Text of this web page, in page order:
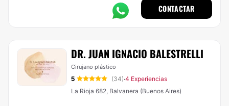
CONTACTAR
DR. JUAN IGNACIO BALESTRELLI
Cirujano plástico
5 (34)·4 Experiencias
La Rioja 682, Balvanera (Buenos Aires)